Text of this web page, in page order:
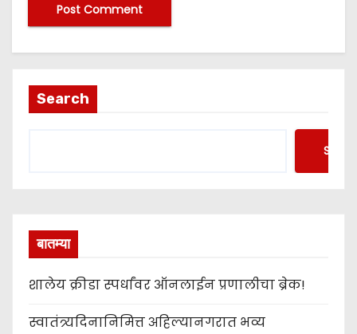
Search
बातम्या
शालेय क्रीडा स्पर्धांवर ऑनलाईन प्रणालीचा ब्रेक!
स्वातंत्र्यदिनानिमित्त अहिल्यानगरात भव्य